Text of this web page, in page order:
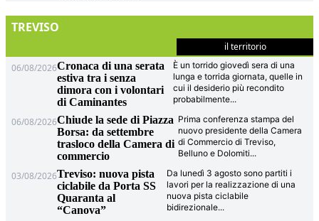
TREVISO
il territorio
06/08/2026Cronaca di una serata
estiva tra i senza
dimora con i volontari
di Caminantes
È un torrido giovedì sera di una
lunga e torrida giornata, quelle in
cui il desiderio più recondito
probabilmente...
06/08/2026Chiude la sede di Piazza
Borsa: da settembre
trasloco della Camera di
commercio
Prima conferenza stampa del
nuovo presidente della Camera
di Commercio di Treviso,
Belluno e Dolomiti...
03/08/2026Treviso: nuova pista
ciclabile da Porta SS
Quaranta al
“Canova”
Da lunedì 3 agosto sono partiti i
lavori per la realizzazione di una
nuova pista ciclabile
bidirezionale...